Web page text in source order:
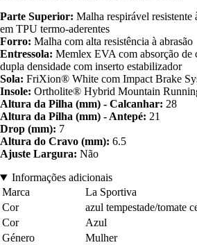
Parte Superior: Malha respirável resistente
em TPU termo-aderentes
Forro: Malha com alta resistência à abrasão
Entressola: Memlex EVA com absorção de
dupla densidade com inserto estabilizador
Sola: FriXion® White com Impact Brake
Insole: Ortholite® Hybrid Mountain
Altura da Pilha (mm) - Calcanhar: 28
Altura da Pilha (mm) - Antepé: 21
Drop (mm): 7
Altura do Cravo (mm): 6.5
Ajuste Largura: Não
Informações adicionais
Marca
La Sportiva
Cor
azul tempestade/tomate
Cor
Azul
Género
Mulher